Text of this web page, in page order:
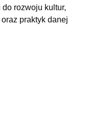
rozwoju kultur,
praktyk danej